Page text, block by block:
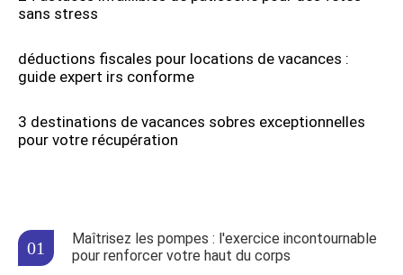
sans stress
déductions fiscales pour locations de vacances :
guide expert irs conforme
3 destinations de vacances sobres exceptionnelles
pour votre récupération
Maîtrisez les pompes : l'exercice incontournable
pour renforcer votre haut du corps